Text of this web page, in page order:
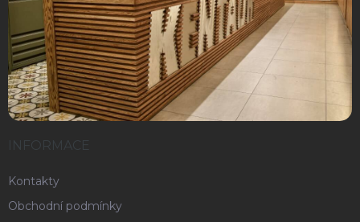
INFORMACE
Kontakty
Obchodní podmínky